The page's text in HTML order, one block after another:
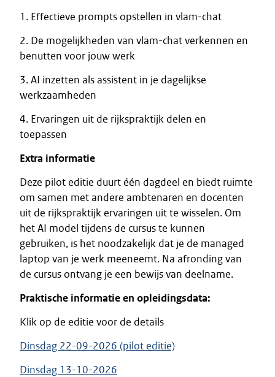
1. Effectieve prompts opstellen in vlam-chat
2. De mogelijkheden van vlam-chat verkennen en
benutten voor jouw werk
3. AI inzetten als assistent in je dagelijkse
werkzaamheden
4. Ervaringen uit de rijkspraktijk delen en
toepassen
Extra informatie
Deze pilot editie duurt één dagdeel en biedt ruimte
om samen met andere ambtenaren en docenten
uit de rijkspraktijk ervaringen uit te wisselen. Om
het AI model tijdens de cursus te kunnen
gebruiken, is het noodzakelijk dat je de managed
laptop van je werk meeneemt. Na afronding van
de cursus ontvang je een bewijs van deelname.
Praktische informatie en opleidingsdata:
Klik op de editie voor de details
Dinsdag 22-09-2026 (pilot editie)
Dinsdag 13-10-2026